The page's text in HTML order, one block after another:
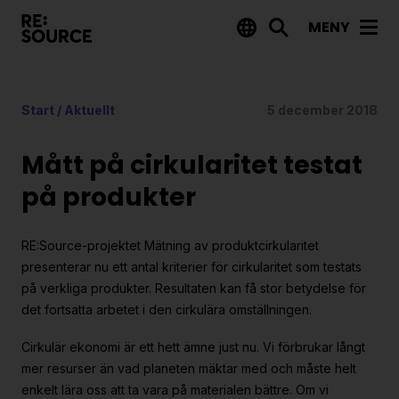
MENY
Nyheter
Tips på utlysningar
Projektdatabas
Rapporter från RE:Source
Finansiering
Utlysningar
Start / Aktuellt 5 december 2018
Mått på cirkularitet testat
på produkter
RE:Source-projektet Mätning av produktcirkularitet
presenterar nu ett antal kriterier för cirkularitet som testats
på verkliga produkter. Resultaten kan få stor betydelse för
det fortsatta arbetet i den cirkulära omställningen.
Cirkulär ekonomi är ett hett ämne just nu. Vi förbrukar långt
mer resurser än vad planeten mäktar med och måste helt
enkelt lära oss att ta vara på materialen bättre. Om vi